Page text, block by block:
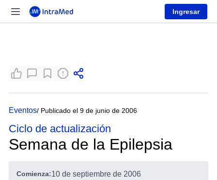
Ingresar
Eventos/ Publicado el 9 de junio de 2006
Ciclo de actualización
Semana de la Epilepsia
Comienza:10 de septiembre de 2006